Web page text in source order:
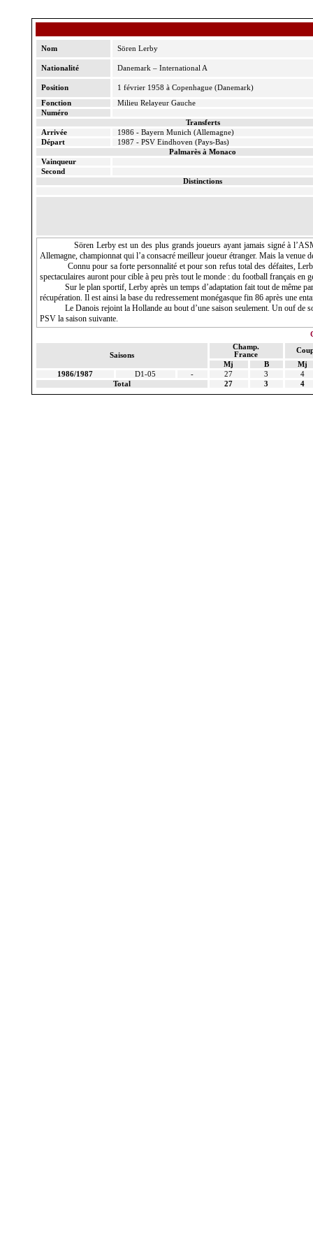
Nom Sören Lerby
Nationalité Danemark – International A
Position
1 février 1958 à Copenhague (Danemark)
Fonction
Milieu Relayeur Gauche
Numéro
Transferts
Arrivée
1986 - Bayern Munich (Allemagne)
Départ
1987 - PSV Eindhoven (Pays-Bas)
Palmarès à Monaco
Vainqueur
Second
Distinctions
Sören Lerby est un des plus grands joueurs ayant jamais signé à
Allemagne, championnat qui l’a consacré meilleur joueur étranger. Mais la
Connu pour sa forte personnalité et pour son refus total des défaites,
spectaculaires auront pour cible à peu près tout le monde : du football français en
Sur le plan sportif, Lerby après un temps d’adaptation fait tout de même
récupération. Il est ainsi la base du redressement monégasque fin 86 après une
Le Danois rejointla Hollandeau bout d’une saison seulement. Un ouf de
PSV la saison suivante.
Saisons
Champ.
France
Mj
B
Mj
1986/1987
D1-05 - 27 3
4
Total
27 3 4